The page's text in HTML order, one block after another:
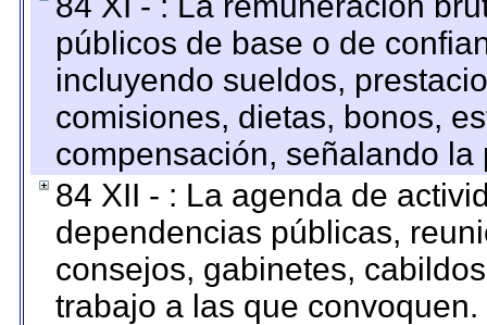
públicos de base o de
incluyendo sueldos,
comisiones, dietas, bonos,
compensación, señalando
84 XII - : La agenda de
dependencias públicas,
consejos, gabinetes,
trabajo a las que convoquen.